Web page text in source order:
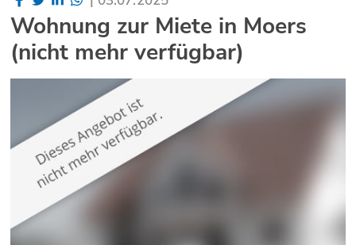
Wohnung zur Miete in Moers
(nicht mehr verfügbar)